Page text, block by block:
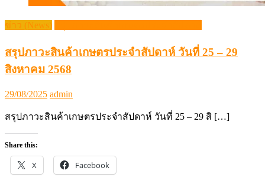
ข่าว (News)
สรุปภาวะสินค้าเกษตรประจำสัปดาห์ วันที่ 25 – 29
สิงหาคม 2568
Posted
29/08/2025 Author
admin
สรุปภาวะสินค้าเกษตรประจำสัปดาห์ วันที่ 25 – 29 สิ […]
Share this:
X Facebook